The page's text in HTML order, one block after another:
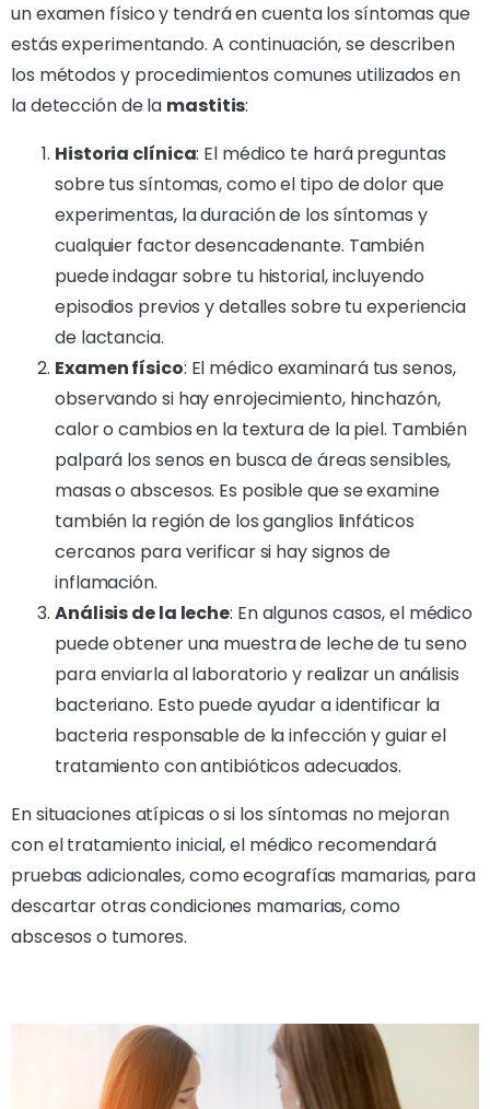
un examen físico y tendrá en cuenta los síntomas que
estás experimentando. A continuación, se describen
los métodos y procedimientos comunes utilizados en
la detección de la mastitis:
Historia clínica: El médico te hará preguntas
sobre tus síntomas, como el tipo de dolor que
experimentas, la duración de los síntomas y
cualquier factor desencadenante. También
puede indagar sobre tu historial, incluyendo
episodios previos y detalles sobre tu experiencia
de lactancia.
Examen físico: El médico examinará tus senos,
observando si hay enrojecimiento, hinchazón,
calor o cambios en la textura de la piel. También
palpará los senos en busca de áreas sensibles,
masas o abscesos. Es posible que se examine
también la región de los ganglios linfáticos
cercanos para verificar si hay signos de
inflamación.
Análisis de la leche: En algunos casos, el médico
puede obtener una muestra de leche de tu seno
para enviarla al laboratorio y realizar un análisis
bacteriano. Esto puede ayudar a identificar la
bacteria responsable de la infección y guiar el
tratamiento con antibióticos adecuados.
En situaciones atípicas o si los síntomas no mejoran
con el tratamiento inicial, el médico recomendará
pruebas adicionales, como ecografías mamarias, para
descartar otras condiciones mamarias, como
abscesos o tumores.